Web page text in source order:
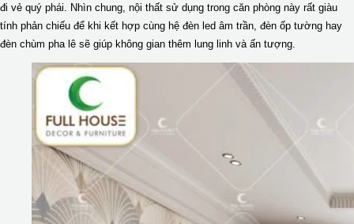
đi vẻ quý phái. Nhìn chung, nội thất sử dụng trong căn phòng này rất giàu
tính phản chiếu để khi kết hợp cùng hệ đèn led âm trần, đèn ốp tường hay
đèn chùm pha lê sẽ giúp không gian thêm lung linh và ấn tượng.